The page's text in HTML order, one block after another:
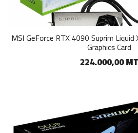
MSI GeForce RTX 4090 Suprim Liquid
Graphics Card
224.000,00 MT